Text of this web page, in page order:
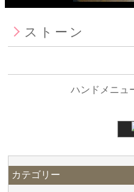
ストーン
ハンドメニュ
カテゴリー